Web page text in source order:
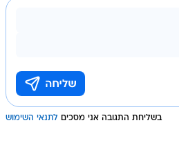
בשליחת התגובה אני מסכים לתנאי השימוש